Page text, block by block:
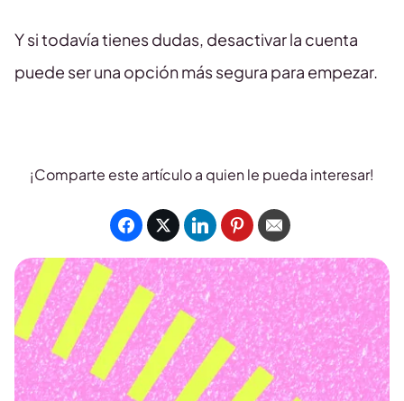
Y si todavía tienes dudas, desactivar la cuenta
puede ser una opción más segura para empezar.
¡Comparte este artículo a quien le pueda interesar!